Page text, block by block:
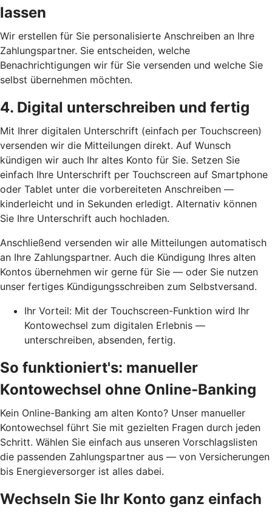
lassen
Wir erstellen für Sie personalisierte Anschreiben an Ihre
Zahlungspartner. Sie entscheiden, welche
Benachrichtigungen wir für Sie versenden und welche Sie
selbst übernehmen möchten.
4. Digital unterschreiben und fertig
Mit Ihrer digitalen Unterschrift (einfach per Touchscreen)
versenden wir die Mitteilungen direkt. Auf Wunsch
kündigen wir auch Ihr altes Konto für Sie. Setzen Sie
einfach Ihre Unterschrift per Touchscreen auf Smartphone
oder Tablet unter die vorbereiteten Anschreiben —
kinderleicht und in Sekunden erledigt. Alternativ können
Sie Ihre Unterschrift auch hochladen.
Anschließend versenden wir alle Mitteilungen automatisch
an Ihre Zahlungspartner. Auch die Kündigung Ihres alten
Kontos übernehmen wir gerne für Sie — oder Sie nutzen
unser fertiges Kündigungsschreiben zum Selbstversand.
Ihr Vorteil: Mit der Touchscreen-Funktion wird Ihr
Kontowechsel zum digitalen Erlebnis —
unterschreiben, absenden, fertig.
So funktioniert's: manueller
Kontowechsel ohne Online-Banking
Kein Online-Banking am alten Konto? Unser manueller
Kontowechsel führt Sie mit gezielten Fragen durch jeden
Schritt. Wählen Sie einfach aus unseren Vorschlagslisten
die passenden Zahlungspartner aus — von Versicherungen
bis Energieversorger ist alles dabei.
Wechseln Sie Ihr Konto ganz einfach